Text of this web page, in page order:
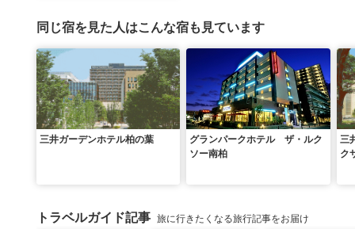
同じ宿を見た人はこんな宿も見ています
三井ガーデンホテル柏の葉
グランパークホテル ザ・ルク
ソー南柏
三
ク
トラベルガイド記事 旅に行きたくなる旅行記事をお届け